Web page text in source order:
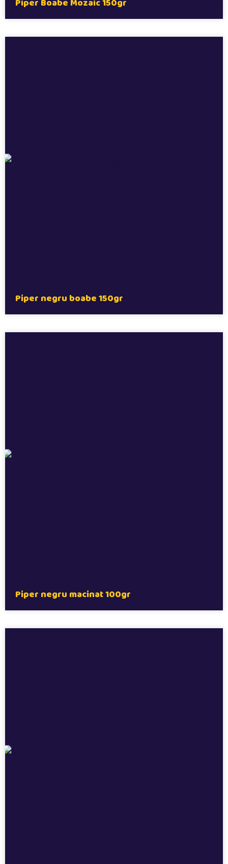
Piper negru boabe 150gr
Piper negru macinat 100gr